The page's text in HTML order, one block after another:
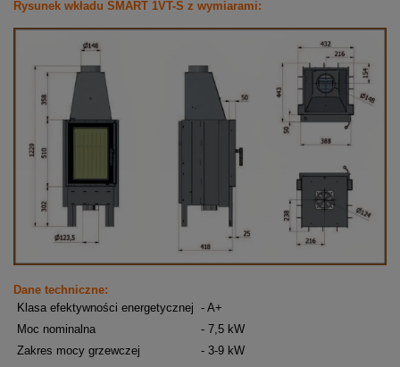
Rysunek wkładu SMART 1VT-S z wymiarami:
Dane techniczne:
Klasa efektywności energetycznej - A+
Moc nominalna
- 7,5 kW
Zakres mocy grzewczej
- 3-9 kW